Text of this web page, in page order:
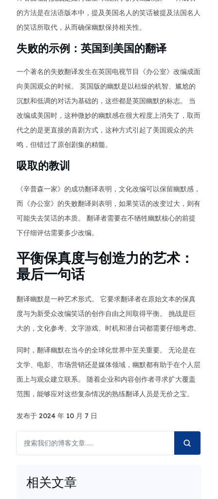
的方法是在法语版本中，提及美国名人的笑话被提及法国名人
的笑话所取代，从而确保幽默保持相关性。
失败的示例：英国到美国的翻译
一个著名的失败翻译发生在英国电视节目《办公室》改编成面
向美国观众的时候。 英国版的幽默是以枯燥的机智、尴尬的
沉默和低调的对话为基础的，这些都是英国幽默的标志。 当
改编成美国时，这种微妙的幽默感在很大程度上消失了，取而
代之的是更直接的喜剧方式，这种方式引起了美国观众的共
鸣，但错过了原创剧集的精髓。
吸取的教训
《辛普森一家》的成功翻译表明，文化改编可以保留幽默感，
而《办公室》的失败翻译则表明，如果笑话的改变过大，则有
可能失去笑话的本质。 翻译者需要在不牺牲幽默核心的前提
下仔细评估需要多少改编。
平衡保真度与创造力的艺术：
最后一句话
翻译幽默是一种艺术形式。 它要求翻译者在原始文本的保真
度与为新受众改编笑话的创作自由之间取得平衡。 挑战是巨
大的，文化参考、文字游戏、时机和潜台词都需要仔细考虑。
同时，翻译幽默在当今的全球化世界中至关重要。 无论是在
文学、电影、市场营销还是媒体领域，幽默都有助于在个人层
面上与观众建立联系。 随着企业和内容创作者寻求扩大覆盖
范围，能够应对这些复杂情况的熟练翻译人员是无价之宝。
发布于 2024 年 10 月 7 日
相关文章